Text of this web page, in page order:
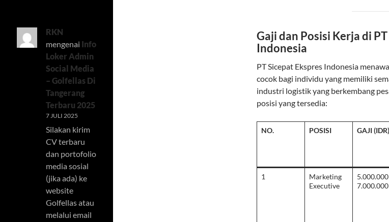
Gaji dan Posisi Kerja di
Indonesia
PT Sicepat Ekspres Indonesia
cocok bagi individu yang memiliki
industri logistik yang berkembang
posisi yang tersedia:
NO. POSISI GAJI (IDR)
1
Marketing
Executive
7.000.000
RKN
mengenai Info
Loker Admin
Social Media
– Golfellas Di
Tangerang
Terbaru 2025
7 JULI 2025
Silakan kirim
CV terbaru
dan portofolio
media sosial
(jika ada) ke
website
Golfellas atau
melalui email